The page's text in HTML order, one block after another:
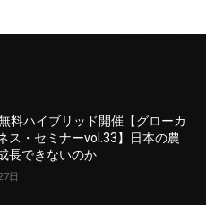
料ハイブリッド開催【グローカ
ス・セミナーvol.33】日本の農
長できないのか
日